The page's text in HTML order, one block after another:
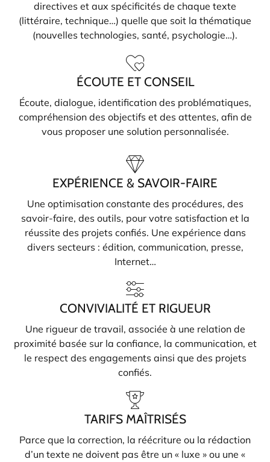
directives et aux spécificités de chaque texte
(littéraire, technique…) quelle que soit la thématique
(nouvelles technologies, santé, psychologie…).
ÉCOUTE ET CONSEIL
Écoute, dialogue, identification des problématiques,
compréhension des objectifs et des attentes, afin de
vous proposer une solution personnalisée.
EXPÉRIENCE & SAVOIR-FAIRE
Une optimisation constante des procédures, des
savoir-faire, des outils, pour votre satisfaction et la
réussite des projets confiés. Une expérience dans
divers secteurs : édition, communication, presse,
Internet…
CONVIVIALITÉ ET RIGUEUR
Une rigueur de travail, associée à une relation de
proximité basée sur la confiance, la communication, et
le respect des engagements ainsi que des projets
confiés.
TARIFS MAÎTRISÉS
Parce que la correction, la réécriture ou la rédaction
d’un texte ne doivent pas être un « luxe » ou une «